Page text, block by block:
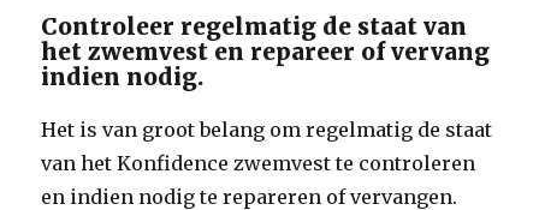
Controleer regelmatig de staat van
het zwemvest en repareer of vervang
indien nodig.
Het is van groot belang om regelmatig de staat
van het Konfidence zwemvest te controleren
en indien nodig te repareren of vervangen.